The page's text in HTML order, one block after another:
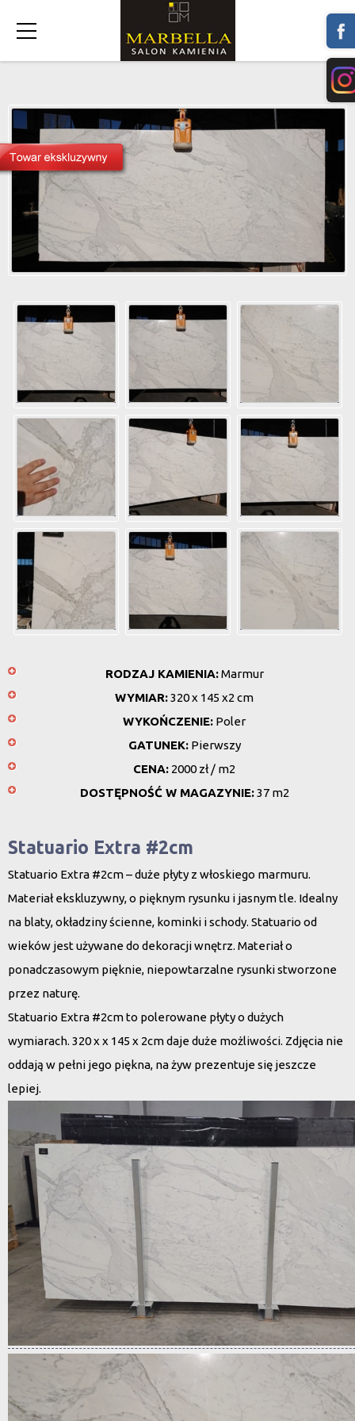
RODZAJ KAMIENIA:Marmur
WYMIAR:320 x 145 x2 cm
WYKOŃCZENIE: Poler
GATUNEK:Pierwszy
CENA: 2000 zł / m2
DOSTĘPNOŚĆ W MAGAZYNIE:37 m2
Statuario Extra #2cm
Statuario Extra #2cm – duże płyty z włoskiego marmuru.
Materiał ekskluzywny, o pięknym rysunku i jasnym tle. Idealny
na blaty, okładziny ścienne, kominki i schody. Statuario od
wieków jest używane do dekoracji wnętrz. Materiał o
ponadczasowym pięknie, niepowtarzalne rysunki stworzone
przez naturę.
Statuario Extra #2cm to polerowane płyty o dużych
wymiarach. 320 x x 145 x 2cm daje duże możliwości. Zdjęcia nie
oddają w pełni jego piękna, na żyw prezentuje się jeszcze
lepiej.